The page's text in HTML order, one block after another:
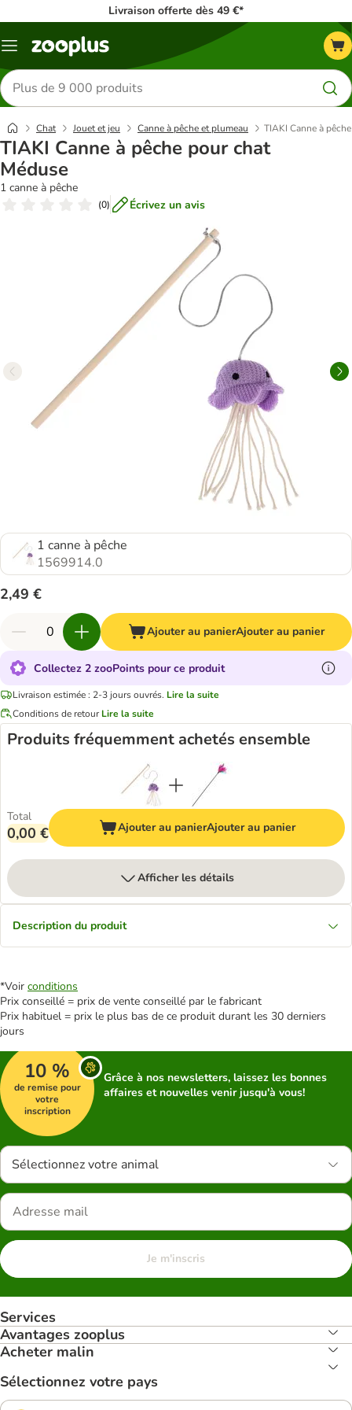
Livraison offerte dès 49 €*
Menu
Rechercher
des
produits
Chat Jouet et jeu Canne à pêche et plumeau TIAKI Canne à
TIAKI Canne à pêche pour chat
Méduse
1 canne à pêche
(0) Écrivez un avis
1 canne à pêche
1569914.0
2,49 €
Ajouter au panierAjouter au panier
Collectez 2 zooPoints pour ce produit
Livraison estimée : 2-3 jours ouvrés. Lire la suite
Conditions de retour Lire la suite
Produits fréquemment achetés ensemble
Total
0,00 € Ajouter au panierAjouter au panier
Afficher les détails
Description du produit
*Voir conditions
Prix conseillé = prix de vente conseillé par le fabricant
Prix habituel = prix le plus bas de ce produit durant les 30 derniers
jours
10 %
de remise pour
votre
inscription
Grâce à nos newsletters, laissez les bonnes
affaires et nouvelles venir jusqu'à vous!
Sélectionnez votre animal
Je m'inscris
Services
Avantages zooplus
Acheter malin
Sélectionnez votre pays